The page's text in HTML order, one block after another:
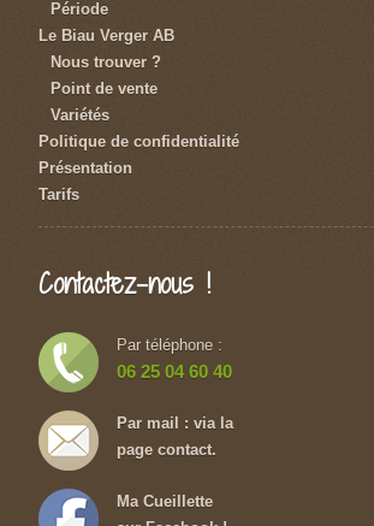
Période
Le Biau Verger AB
Nous trouver ?
Point de vente
Variétés
Politique de confidentialité
Présentation
Tarifs
Contactez-nous !
Par téléphone :
06 25 04 60 40
Par mail : via la
page contact.
Ma Cueillette